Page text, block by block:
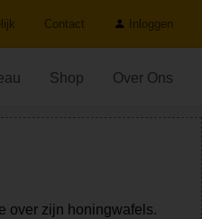
Contact Inloggen
Shop Over Ons
over zijn honingwafels.